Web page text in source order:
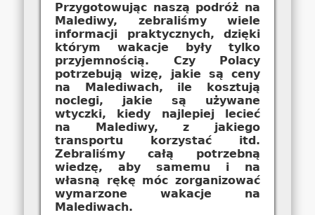
Przygotowując naszą podróż na
Malediwy, zebraliśmy wiele
informacji praktycznych, dzięki
którym wakacje były tylko
przyjemnością. Czy Polacy
potrzebują wizę, jakie są ceny
na Malediwach, ile kosztują
noclegi, jakie są używane
wtyczki, kiedy najlepiej lecieć
na Malediwy, z jakiego
transportu korzystać itd.
Zebraliśmy całą potrzebną
wiedzę, aby samemu i na
własną rękę móc zorganizować
wymarzone wakacje na
Malediwach.